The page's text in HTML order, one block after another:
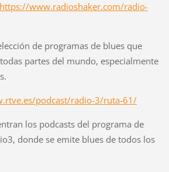
https://www.radioshaker.com/radio-
de programas de blues que
partes del mundo, especialmente
podcast/radio-3/ruta-61/
los podcasts del programa de
donde se emite blues de todos los